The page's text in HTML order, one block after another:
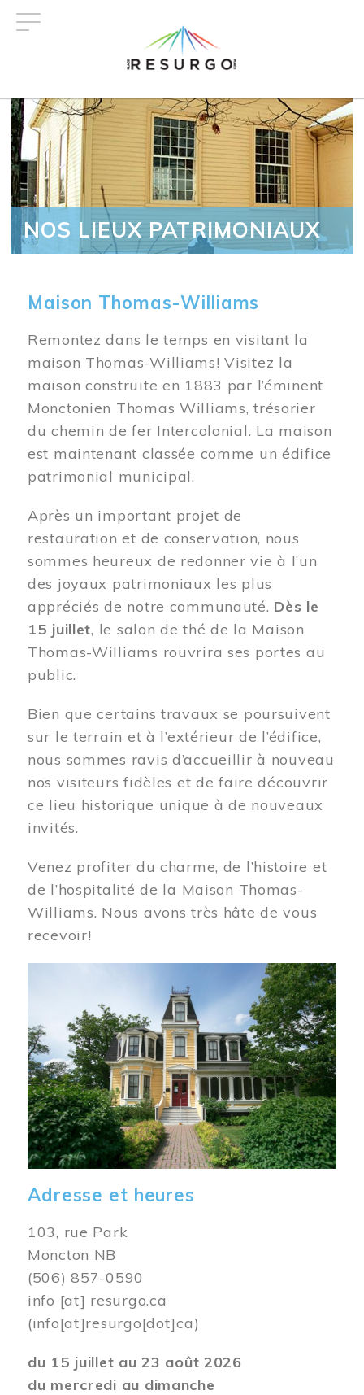
NOS LIEUX PATRIMONIAUX
Maison Thomas-Williams
Remontez dans le temps en visitant la
maison Thomas-Williams! Visitez la
maison construite en 1883 par l’éminent
Monctonien Thomas Williams, trésorier
du chemin de fer Intercolonial. La maison
est maintenant classée comme un édifice
patrimonial municipal.
Après un important projet de
restauration et de conservation, nous
sommes heureux de redonner vie à l’un
des joyaux patrimoniaux les plus
appréciés de notre communauté. Dès le
15 juillet, le salon de thé de la Maison
Thomas-Williams rouvrira ses portes au
public.
Bien que certains travaux se poursuivent
sur le terrain et à l’extérieur de l’édifice,
nous sommes ravis d’accueillir à nouveau
nos visiteurs fidèles et de faire découvrir
ce lieu historique unique à de nouveaux
invités.
Venez profiter du charme, de l’histoire et
de l’hospitalité de la Maison Thomas-
Williams. Nous avons très hâte de vous
recevoir!
Adresse et heures
103, rue Park
Moncton NB
(506) 857-0590
info [at] resurgo.ca
(info[at]resurgo[dot]ca)
du 15 juillet au 23 août 2026
du mercredi au dimanche